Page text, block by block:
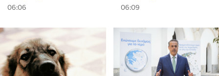
06:06
06:09